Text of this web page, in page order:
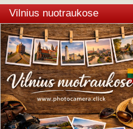
Vilnius nuotraukose